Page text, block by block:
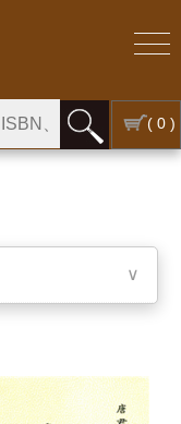
( 0 )
∨